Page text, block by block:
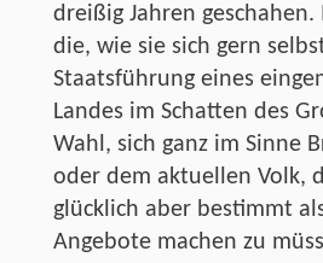
dreißig Jahren
die, wie sie sich gern
Staatsführung eines
Landes im Schatten des
Wahl, sich ganz im Sinne
oder dem aktuellen Volk,
glücklich aber bestimmt
Angebote machen zu